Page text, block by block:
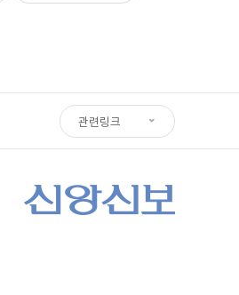
관련링크